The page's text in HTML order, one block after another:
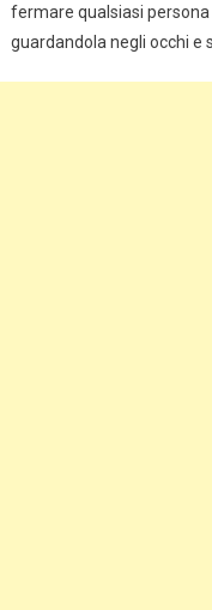
fermare qualsiasi
guardandola negli occhi e